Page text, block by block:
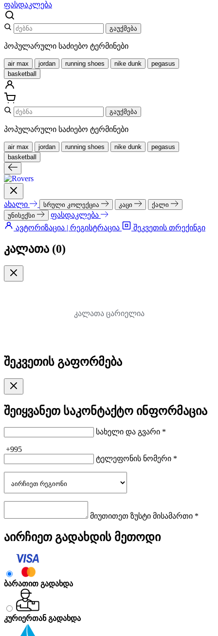
ფასდაკლება
გაუქმება
პოპულარული საძიებო ტერმინები
air max jordan running shoes nike dunk
pegasus
basketball
გაუქმება
პოპულარული საძიებო ტერმინები
air max jordan running shoes nike dunk
pegasus
basketball
ახალი სრული კოლექცია კაცი
ქალი
უნისექსი
ფასდაკლება
ავტორიზაცია | რეგისტრაცია
შეკვეთის თრექინგი
კალათა (0)
კალათა ცარიელია
შეკვეთის გაფორმება
შეიყვანეთ საკონტაქტო ინფორმაცია
სახელი და გვარი *
+995
ტელეფონის ნომერი *
მიუთითეთ ზუსტი მისამართი *
აირჩიეთ გადახდის მეთოდი
ბარათით გადახდა
კურიერთან გადახდა